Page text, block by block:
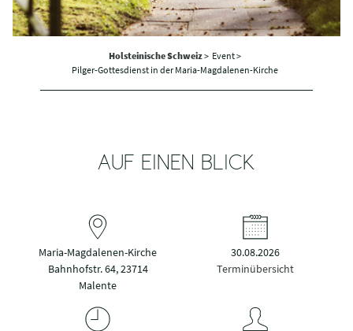
Holsteinische Schweiz> Event >
Pilger-Gottesdienst in der Maria-Magdalenen-Kirche
AUF EINEN BLICK
Maria-Magdalenen-Kirche
Bahnhofstr. 64, 23714
Malente
30.08.2026
Terminübersicht